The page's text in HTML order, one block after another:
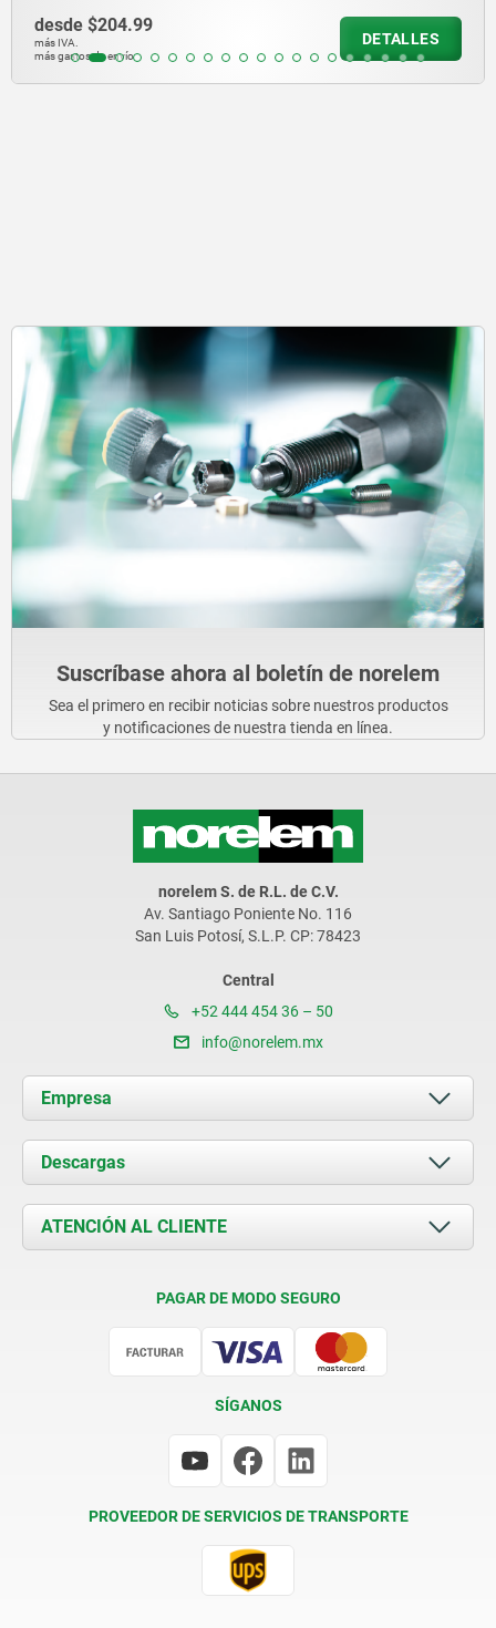
desde$150.81
más IVA.
más gastos de envío
DETALLES
Suscríbase ahora al boletín de norelem
Sea el primero en recibir noticias sobre nuestros productos
y notificaciones de nuestra tienda en línea.
norelem S. de R.L. de C.V.
Av. Santiago Poniente No. 116
San Luis Potosí, S.L.P. CP: 78423
Central
+52 444 454 36 – 50
info@norelem.mx
Empresa
Acerca de nosotros
Novedades
Contacto
Descargas
Documents
ATENCIÓN AL CLIENTE
PAGAR DE MODO SEGURO
SÍGANOS
PROVEEDOR DE SERVICIOS DE TRANSPORTE